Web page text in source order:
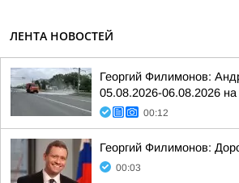
ЛЕНТА НОВОСТЕЙ
Георгий Филимонов:
05.08.2026-06.08.2026
00:12
Георгий Филимонов:
00:03